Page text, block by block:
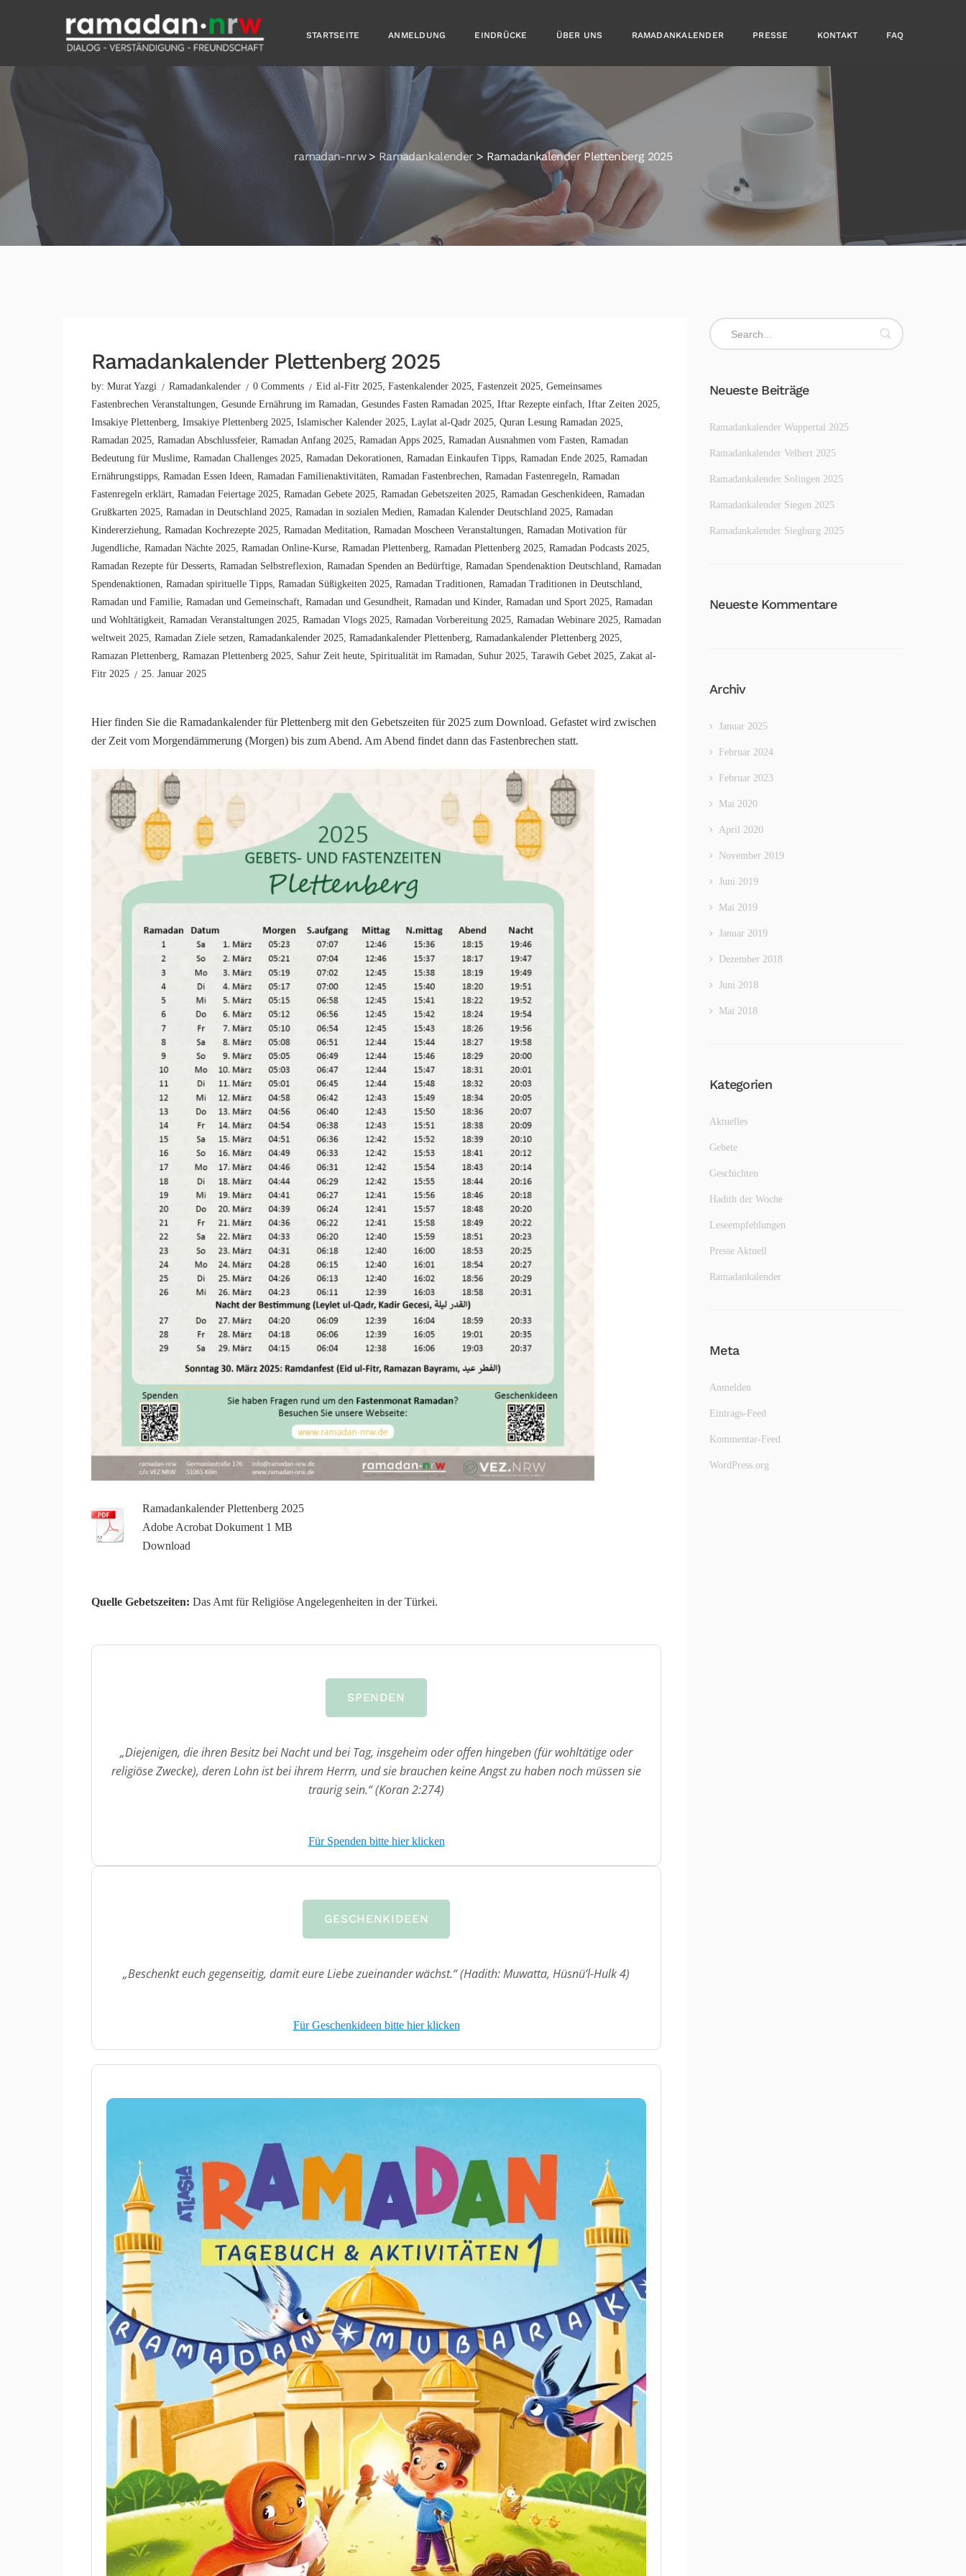
STARTSEITE ANMELDUNG EINDRÜCKE ÜBER UNS RAMADANKALENDER PRESSE KONTAKT FAQ
ramadan-nrw> Ramadankalender > Ramadankalender Plettenberg 2025
Ramadankalender Plettenberg 2025
by: Murat Yazgi Ramadankalender 0 Comments Eid al-Fitr 2025, Fastenkalender 2025, Fastenzeit 2025, Gemeinsames
Fastenbrechen Veranstaltungen, Gesunde Ernährung im Ramadan, Gesundes Fasten Ramadan 2025, Iftar Rezepte einfach, Iftar Zeiten 2025,
Imsakiye Plettenberg, Imsakiye Plettenberg 2025, Islamischer Kalender 2025, Laylat al-Qadr 2025, Quran Lesung Ramadan 2025,
Ramadan 2025, Ramadan Abschlussfeier, Ramadan Anfang 2025, Ramadan Apps 2025, Ramadan Ausnahmen vom Fasten, Ramadan
Bedeutung für Muslime, Ramadan Challenges 2025, Ramadan Dekorationen, Ramadan Einkaufen Tipps, Ramadan Ende 2025, Ramadan
Ernährungstipps, Ramadan Essen Ideen, Ramadan Familienaktivitäten, Ramadan Fastenbrechen, Ramadan Fastenregeln, Ramadan
Fastenregeln erklärt, Ramadan Feiertage 2025, Ramadan Gebete 2025, Ramadan Gebetszeiten 2025, Ramadan Geschenkideen, Ramadan
Grußkarten 2025, Ramadan in Deutschland 2025, Ramadan in sozialen Medien, Ramadan Kalender Deutschland 2025, Ramadan
Kindererziehung, Ramadan Kochrezepte 2025, Ramadan Meditation, Ramadan Moscheen Veranstaltungen, Ramadan Motivation für
Jugendliche, Ramadan Nächte 2025, Ramadan Online-Kurse, Ramadan Plettenberg, Ramadan Plettenberg 2025, Ramadan Podcasts 2025,
Ramadan Rezepte für Desserts, Ramadan Selbstreflexion, Ramadan Spenden an Bedürftige, Ramadan Spendenaktion Deutschland, Ramadan
Spendenaktionen, Ramadan spirituelle Tipps, Ramadan Süßigkeiten 2025, Ramadan Traditionen, Ramadan Traditionen in Deutschland,
Ramadan und Familie, Ramadan und Gemeinschaft, Ramadan und Gesundheit, Ramadan und Kinder, Ramadan und Sport 2025, Ramadan
und Wohltätigkeit, Ramadan Veranstaltungen 2025, Ramadan Vlogs 2025, Ramadan Vorbereitung 2025, Ramadan Webinare 2025, Ramadan
weltweit 2025, Ramadan Ziele setzen, Ramadankalender 2025, Ramadankalender Plettenberg, Ramadankalender Plettenberg 2025,
Ramazan Plettenberg, Ramazan Plettenberg 2025, Sahur Zeit heute, Spiritualität im Ramadan, Suhur 2025, Tarawih Gebet 2025, Zakat al-
Fitr 2025
25. Januar 2025
Hier finden Sie die Ramadankalender für Plettenberg mit den Gebetszeiten für 2025 zum Download. Gefastet wird zwischen
der Zeit vom Morgendämmerung (Morgen) bis zum Abend. Am Abend findet dann das Fastenbrechen statt.
Ramadankalender Plettenberg 2025
Adobe Acrobat Dokument 1 MB
Download
Quelle Gebetszeiten: Das Amt für Religiöse Angelegenheiten in der Türkei.
SPENDEN
„Diejenigen, die ihren Besitz bei Nacht und bei Tag, insgeheim oder offen hingeben (für wohltätige oder
religiöse Zwecke), deren Lohn ist bei ihrem Herrn, und sie brauchen keine Angst zu haben noch müssen sie
traurig sein.“ (Koran 2:274)
Für Spenden bitte hier klicken
GESCHENKIDEEN
„Beschenkt euch gegenseitig, damit eure Liebe zueinander wächst.“ (Hadith: Muwatta, Hüsnü’l-Hulk 4)
Für Geschenkideen bitte hier klicken
Neueste Beiträge
Ramadankalender Wuppertal 2025
Ramadankalender Velbert 2025
Ramadankalender Solingen 2025
Ramadankalender Siegen 2025
Ramadankalender Siegburg 2025
Neueste Kommentare
Archiv
Januar 2025
Februar 2024
Februar 2023
Mai 2020
April 2020
November 2019
Juni 2019
Mai 2019
Januar 2019
Dezember 2018
Juni 2018
Mai 2018
Kategorien
Aktuelles
Gebete
Geschichten
Hadith der Woche
Leseempfehlungen
Presse Aktuell
Ramadankalender
Meta
Anmelden
Eintrags-Feed
Kommentar-Feed
WordPress.org